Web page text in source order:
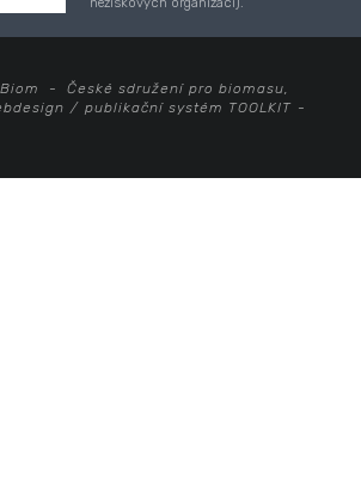
- České sdružení pro biomasu,
/ publikační systém TOOLKIT -